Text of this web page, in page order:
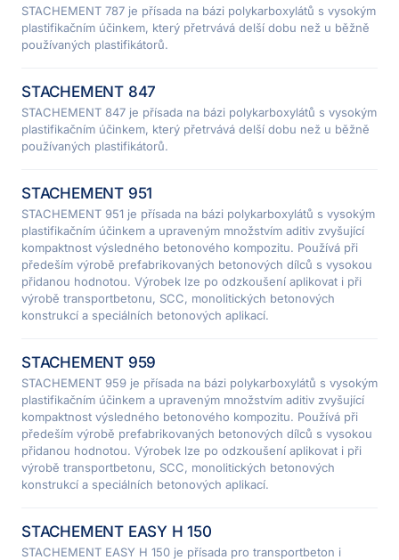
STACHEMENT 787 je přísada na bázi polykarboxylátů s vysokým
plastifikačním účinkem, který přetrvává delší dobu než u běžně
používaných plastifikátorů.
STACHEMENT 847
STACHEMENT 847 je přísada na bázi polykarboxylátů s vysokým
plastifikačním účinkem, který přetrvává delší dobu než u běžně
používaných plastifikátorů.
STACHEMENT 951
STACHEMENT 951 je přísada na bázi polykarboxylátů s vysokým
plastifikačním účinkem a upraveným množstvím aditiv zvyšující
kompaktnost výsledného betonového kompozitu. Používá při
předeším výrobě prefabrikovaných betonových dílců s vysokou
přidanou hodnotou. Výrobek lze po odzkoušení aplikovat i při
výrobě transportbetonu, SCC, monolitických betonových
konstrukcí a speciálních betonových aplikací.
STACHEMENT 959
STACHEMENT 959 je přísada na bázi polykarboxylátů s vysokým
plastifikačním účinkem a upraveným množstvím aditiv zvyšující
kompaktnost výsledného betonového kompozitu. Používá při
předeším výrobě prefabrikovaných betonových dílců s vysokou
přidanou hodnotou. Výrobek lze po odzkoušení aplikovat i při
výrobě transportbetonu, SCC, monolitických betonových
konstrukcí a speciálních betonových aplikací.
STACHEMENT EASY H 150
STACHEMENT EASY H 150 je přísada pro transportbeton i